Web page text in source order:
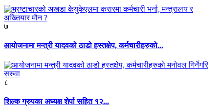
७
आयोजनामा मन्त्री यादवको ठाडो हस्तक्षेप, कर्मचारीहरुको...
८
शिल्क ग्रुपका अध्यक्ष शेर्पा सहित १२...